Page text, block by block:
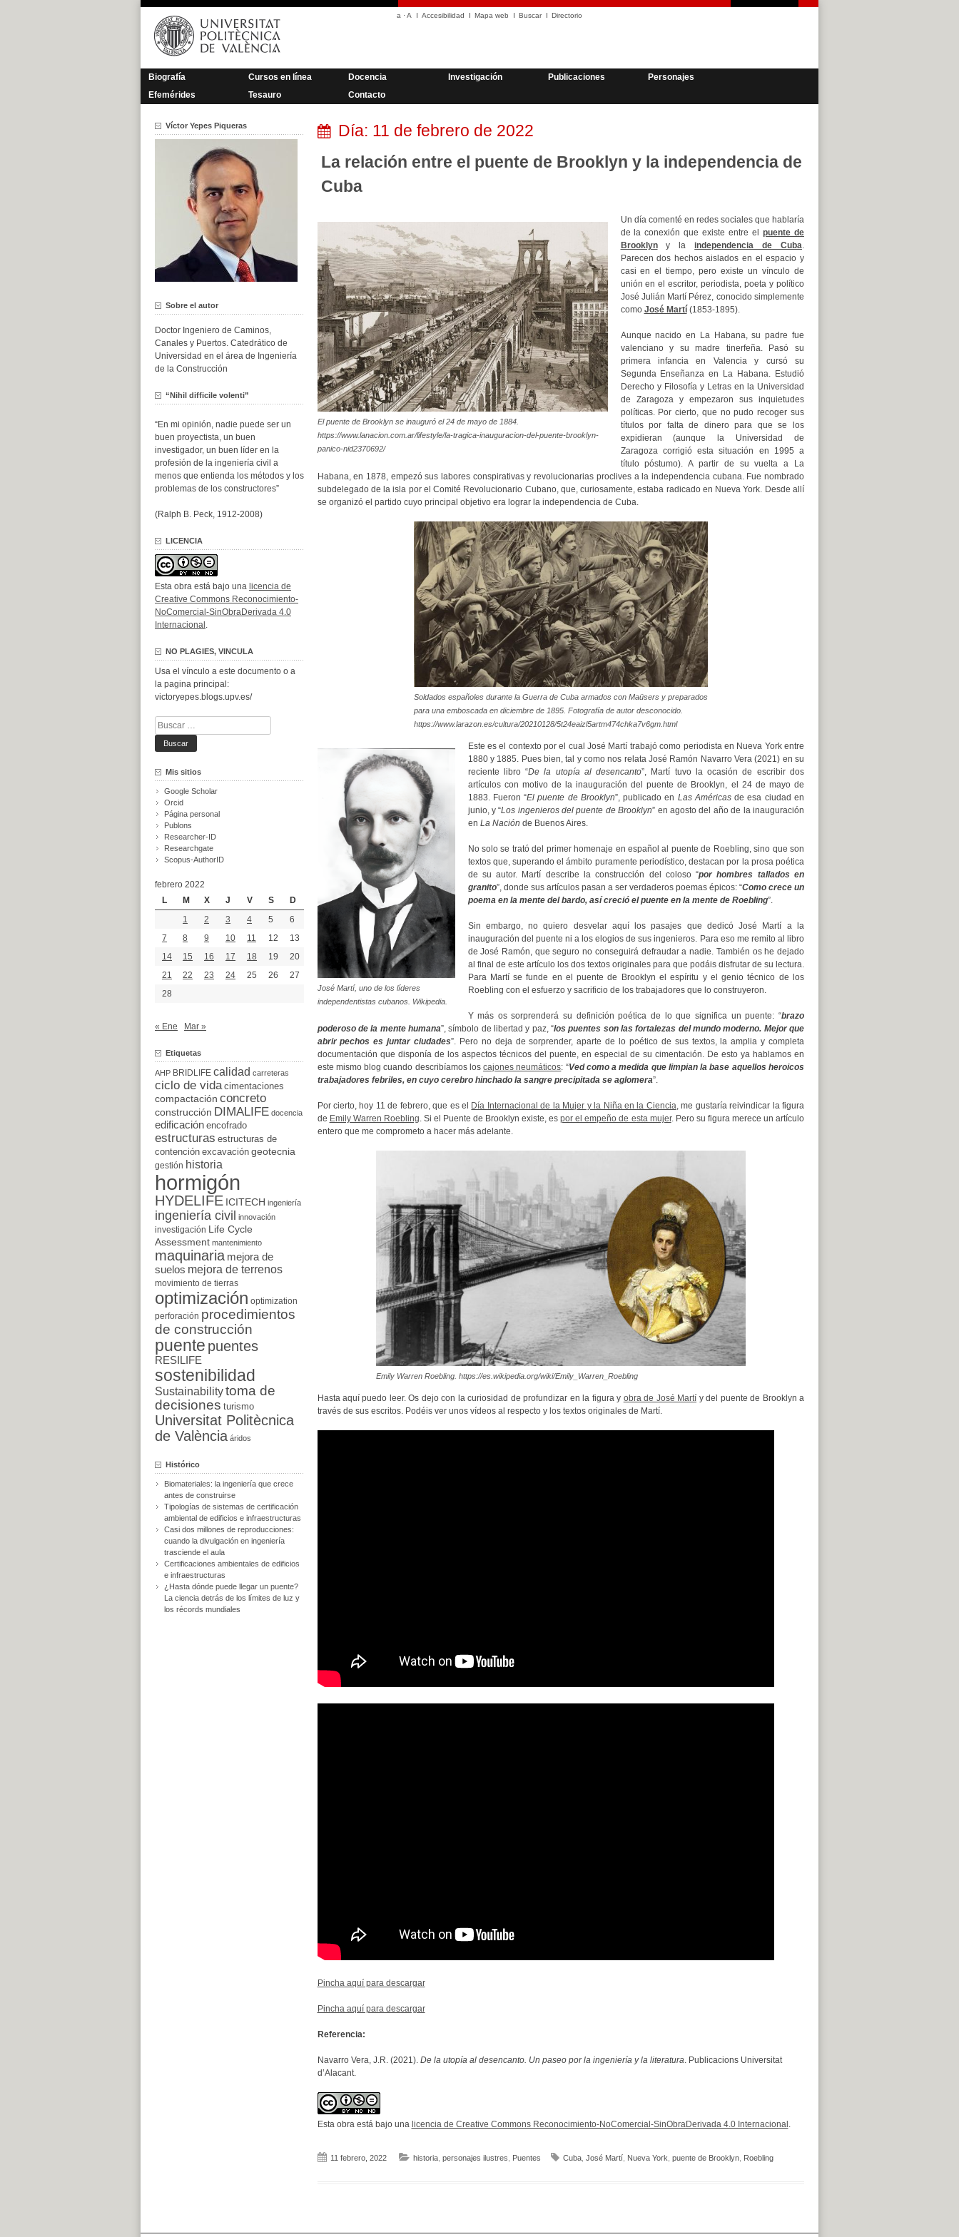
Saltar
contenido
a ·A Accesibilidad Mapa web Buscar Directorio
Biografía Cursos en línea Docencia Investigación Publicaciones
Personajes
Efemérides
Tesauro Contacto
Día: 11 de febrero de 2022
La relación entre el puente de Brooklyn y la independencia de
Cuba
El puente de Brooklyn se inauguró el 24 de mayo de 1884.
https://www.lanacion.com.ar/lifestyle/la-tragica-inauguracion-del-puente-brooklyn-
panico-nid2370692/
Un día comenté en redes sociales que hablaría
de la conexión que existe entre elpuente de
Brooklyny la independencia de Cuba.
Parecen dos hechos aislados en el espacio y
casi en el tiempo, pero existe un vínculo de
unión en el escritor, periodista, poeta y político
José Julián Martí Pérez, conocido simplemente
como José Martí(1853-1895).
Aunque nacido en La Habana, su padre fue
valenciano y su madre tinerfeña. Pasó su
primera infancia en Valencia y cursó su
Segunda Enseñanza en La Habana. Estudió
Derecho y Filosofía y Letras en la Universidad
de Zaragoza y empezaron sus inquietudes
políticas. Por cierto, que no pudo recoger sus
títulos por falta de dinero para que se los
expidieran (aunque la Universidad de
Zaragoza corrigió esta situación en 1995 a
título póstumo). A partir de su vuelta a La
Habana, en 1878, empezó sus labores conspirativas y revolucionarias proclives a la independencia cubana. Fue nombrado
subdelegado de la isla por el Comité Revolucionario Cubano, que, curiosamente, estaba radicado en Nueva York. Desde allí
se organizó el partido cuyo principal objetivo era lograr la independencia de Cuba.
Soldados españoles durante la Guerra de Cuba armados con Maüsers y preparados
para una emboscada en diciembre de 1895. Fotografía de autor desconocido.
https://www.larazon.es/cultura/20210128/5t24eaizl5artm474chka7v6gm.html
José Martí, uno de los líderes
independentistas cubanos. Wikipedia.
Este es el contexto por el cual José Martí trabajó como periodista en Nueva York entre
1880 y 1885. Pues bien, tal y como nos relata José Ramón Navarro Vera (2021) en su
reciente libro “De la utopía al desencanto”, Martí tuvo la ocasión de escribir dos
artículos con motivo de la inauguración del puente de Brooklyn, el 24 de mayo de
1883. Fueron “El puente de Brooklyn”, publicado en Las Américasde esa ciudad en
junio, y “Los ingenieros del puente de Brooklyn” en agosto del año de la inauguración
en La Nación de Buenos Aires.
No solo se trató del primer homenaje en español al puente de Roebling, sino que son
textos que, superando el ámbito puramente periodístico, destacan por la prosa poética
de su autor. Martí describe la construcción del coloso “por hombres tallados en
granito”, donde sus artículos pasan a ser verdaderos poemas épicos: “Como crece un
poema en la mente del bardo, así creció el puente en la mente de Roebling”.
Sin embargo, no quiero desvelar aquí los pasajes que dedicó José Martí a la
inauguración del puente ni a los elogios de sus ingenieros. Para eso me remito al libro
de José Ramón, que seguro no conseguirá defraudar a nadie. También os he dejado
al final de este artículo los dos textos originales para que podáis disfrutar de su lectura.
Para Martí se funde en el puente de Brooklyn el espíritu y el genio técnico de los
Roebling con el esfuerzo y sacrificio de los trabajadores que lo construyeron.
Y más os sorprenderá su definición poética de lo que significa un puente: “brazo
poderoso de la mente humana”, símbolo de libertad y paz, “los puentes son las fortalezas del mundo moderno. Mejor que
abrir pechos es juntar ciudades”. Pero no deja de sorprender, aparte de lo poético de sus textos, la amplia y completa
documentación que disponía de los aspectos técnicos del puente, en especial de su cimentación. De esto ya hablamos en
este mismo blog cuando describíamos loscajones neumáticos: “Ved como a medida que limpian la base aquellos heroicos
trabajadores febriles, en cuyo cerebro hinchado la sangre precipitada se aglomera”.
Por cierto, hoy 11 de febrero, que es el Día Internacional de la Mujer y la Niña en la Ciencia,me gustaría reivindicar la figura
de Emily Warren Roebling. Si el Puente de Brooklyn existe, espor el empeño de esta mujer. Pero su figura merece un artículo
entero que me comprometo a hacer más adelante.
Emily Warren Roebling. https://es.wikipedia.org/wiki/Emily_Warren_Roebling
Hasta aquí puedo leer. Os dejo con la curiosidad de profundizar en la figura y obra de José Martí y del puente de Brooklyn a
través de sus escritos. Podéis ver unos vídeos al respecto y los textos originales de Martí.
Pincha aquí para descargar
Pincha aquí para descargar
Referencia:
Navarro Vera, J.R. (2021). De la utopía al desencanto. Un paseo por la ingeniería y la literatura. Publicacions Universitat
d’Alacant.
Esta obra está bajo una licencia de Creative Commons Reconocimiento-NoComercial-SinObraDerivada 4.0 Internacional .
11 febrero, 2022 historia, personajes ilustres, Puentes Cuba, José Martí, Nueva York, puente de Brooklyn, Roebling
Víctor Yepes Piqueras
Sobre el autor
Doctor Ingeniero de Caminos,
Canales y Puertos. Catedrático de
Universidad en el área de Ingeniería
de la Construcción
“Nihil difficile volenti”
“En mi opinión, nadie puede ser un
buen proyectista, un buen
investigador, un buen líder en la
profesión de la ingeniería civil a
menos que entienda los métodos y los
problemas de los constructores”
(Ralph B. Peck, 1912-2008)
LICENCIA
Esta obra está bajo una licencia de
Creative Commons Reconocimiento-
NoComercial-SinObraDerivada 4.0
Internacional .
NO PLAGIES, VINCULA
Usa el vínculo a este documento o a
la pagina principal:
victoryepes.blogs.upv.es/
Buscar:
Mis sitios
Google Scholar
Orcid
Página personal
Publons
Researcher-ID
Researchgate
Scopus-AuthorID
febrero 2022
L
M X J V S
D
1
2 3 4 5
6
7
8 9 10 11 12
13
14
15 16 17 18 19
20
21
22 23 24 25 26
27
28
« Ene Mar »
Etiquetas
AHP BRIDLIFE calidad carreteras
ciclo de vida cimentaciones
compactación concreto
construcción DIMALIFE docencia
edificación encofrado
estructuras estructuras de
contención excavación geotecnia
gestión historia
hormigón
HYDELIFE ICITECH ingeniería
ingeniería civil innovación
investigación
Life Cycle
Assessment mantenimiento
maquinaria mejora de
suelos mejora de terrenos
movimiento de tierras
optimización optimization
perforación procedimientos
de construcción
puente puentes
RESILIFE
sostenibilidad
Sustainabilitytoma de
decisiones turismo
Universitat Politècnica
de València áridos
Histórico
Biomateriales: la ingeniería que crece
antes de construirse
Tipologías de sistemas de certificación
ambiental de edificios e infraestructuras
Casi dos millones de reproducciones:
cuando la divulgación en ingeniería
trasciende el aula
Certificaciones ambientales de edificios
e infraestructuras
¿Hasta dónde puede llegar un puente?
La ciencia detrás de los límites de luz y
los récords mundiales